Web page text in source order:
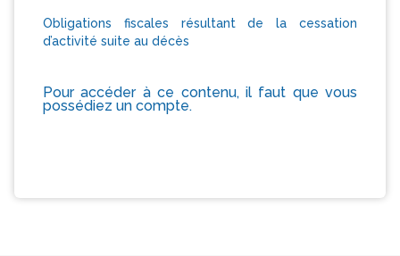
Obligations fiscales résultant de la cessation
d’activité suite au décès
Pour accéder à ce contenu, il faut que vous
possédiez un compte.